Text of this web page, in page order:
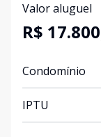
Valor aluguel
R$
Condomínio
IPTU